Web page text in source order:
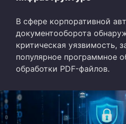
В сфере корпоративной
документооборота
критическая уязвимость,
популярное программное
обработки PDF-файлов.